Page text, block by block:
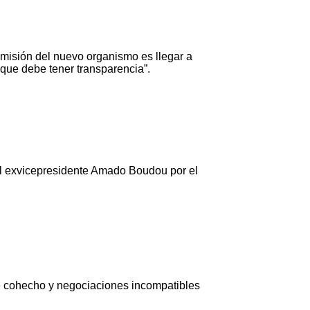
del nuevo organismo es llegar a
debe tener transparencia”.
Amado Boudou por el
y negociaciones incompatibles